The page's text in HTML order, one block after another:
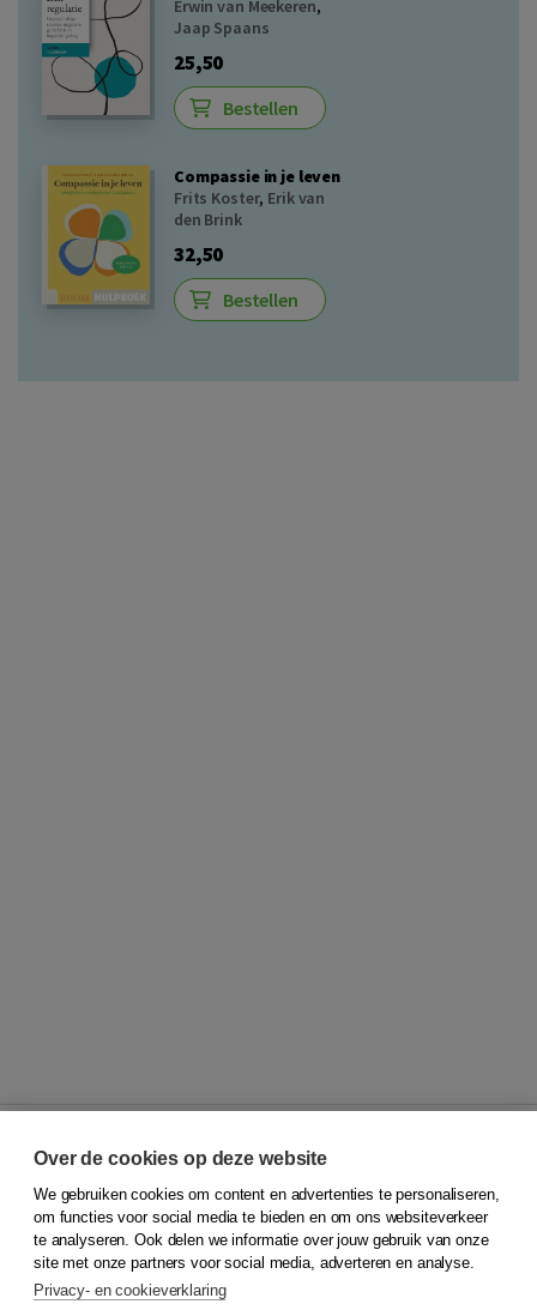
Erwin van Meekeren,
Jaap Spaans
25,50
Bestellen
Compassie in je leven
Frits Koster, Erik van
den Brink
32,50
Bestellen
© 2026Koninklijke Boom uitgevers
Klantenservice
Service & informatie
Contact
Over de cookies op deze website
We gebruiken cookies om content en advertenties te personaliseren,
om functies voor social media te bieden en om ons websiteverkeer
te analyseren. Ook delen we informatie over jouw gebruik van onze
site met onze partners voor social media, adverteren en analyse.
Privacy- en cookieverklaring